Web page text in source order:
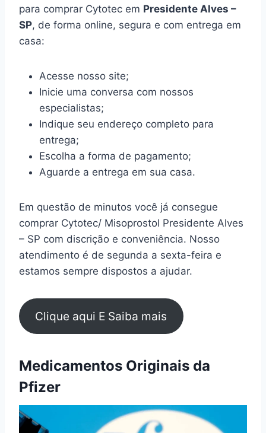
para comprar Cytotec em Presidente Alves –
SP, de forma online, segura e com entrega em
casa:
Acesse nosso site;
Inicie uma conversa com nossos
especialistas;
Indique seu endereço completo para
entrega;
Escolha a forma de pagamento;
Aguarde a entrega em sua casa.
Em questão de minutos você já consegue
comprar Cytotec/ Misoprostol Presidente Alves
– SP com discrição e conveniência. Nosso
atendimento é de segunda a sexta-feira e
estamos sempre dispostos a ajudar.
Clique aqui E Saiba mais
Medicamentos Originais da
Pfizer